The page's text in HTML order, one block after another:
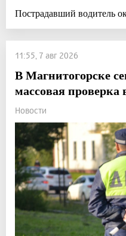
Пострадавший водитель
11:55, 7 авг 2026
В Магнитогорске
массовая проверка
Новости